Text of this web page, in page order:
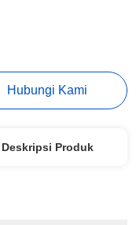
Hubungi Kami
Deskripsi Produk